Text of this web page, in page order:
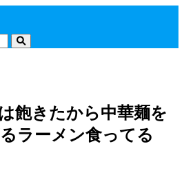
飽きたから中華麺を
ラーメン食ってる